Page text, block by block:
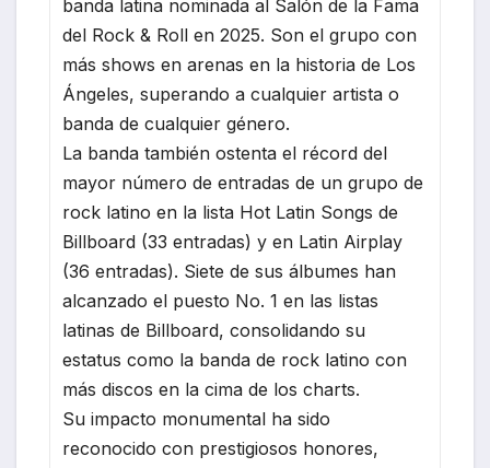
banda latina nominada al Salón de la Fama
del Rock & Roll en 2025. Son el grupo con
más shows en arenas en la historia de Los
Ángeles, superando a cualquier artista o
banda de cualquier género.
La banda también ostenta el récord del
mayor número de entradas de un grupo de
rock latino en la lista Hot Latin Songs de
Billboard (33 entradas) y en Latin Airplay
(36 entradas). Siete de sus álbumes han
alcanzado el puesto No. 1 en las listas
latinas de Billboard, consolidando su
estatus como la banda de rock latino con
más discos en la cima de los charts.
Su impacto monumental ha sido
reconocido con prestigiosos honores,